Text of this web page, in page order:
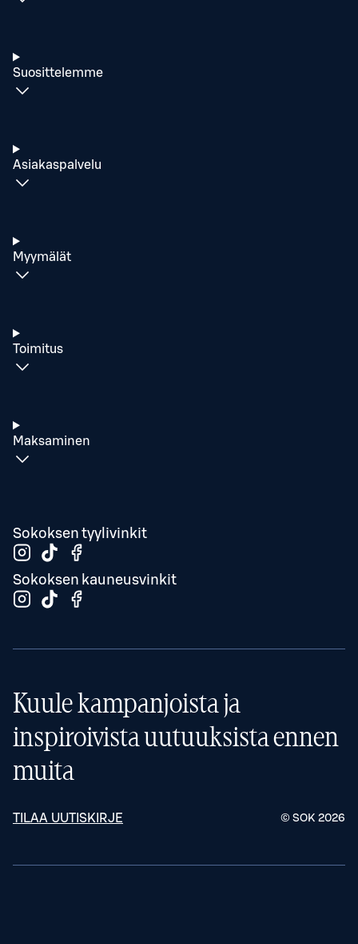
Suosittelemme
Asiakaspalvelu
Myymälät
Toimitus
Maksaminen
Sokoksen tyylivinkit
Sokoksen kauneusvinkit
Kuule kampanjoista ja
inspiroivista uutuuksista ennen
muita
TILAA UUTISKIRJE © SOK 2026